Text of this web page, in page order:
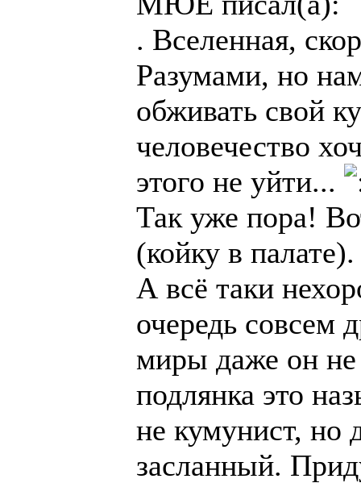
. Вселенная,
Разумами, но
обживать свой
человечество
этого не уйти...
Так уже пора!
(койку в палате).
А всё таки
очередь совсем
миры даже он не
подлянка это
не кумунист, но
засланный.